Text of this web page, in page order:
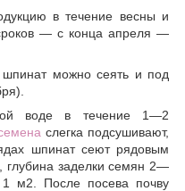
в течение весны и
— с конца апреля —
можно сеять и под
воде в течение 1—2
слегка подсушивают,
шпинат сеют рядовым
заделки семян 2—
м2. После посева почву